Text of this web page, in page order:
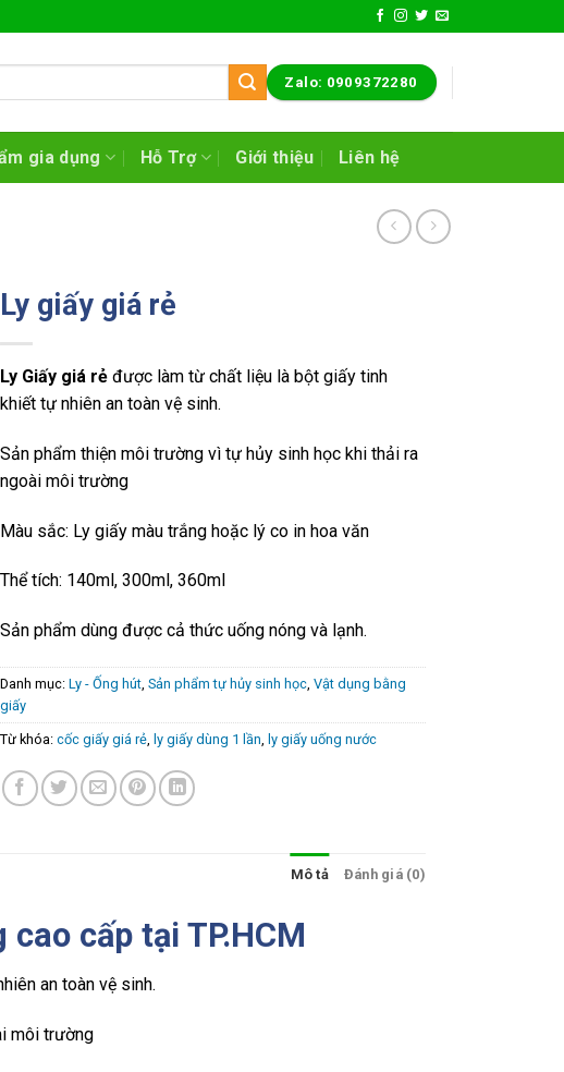
Zalo: 0909372280
gia dụng Hỗ Trợ Giới thiệu Liên hệ
Ly giấy giá rẻ
Ly Giấy giá rẻ được làm từ chất liệu là bột giấy tinh
khiết tự nhiên an toàn vệ sinh.
Sản phẩm thiện môi trường vì tự hủy sinh học khi thải ra
ngoài môi trường
Màu sắc: Ly giấy màu trắng hoặc lý co in hoa văn
Thể tích: 140ml, 300ml, 360ml
Sản phẩm dùng được cả thức uống nóng và lạnh.
Danh mục:Ly - Ống hút ,Sản phẩm tự hủy sinh học ,Vật dụng bằng
giấy
Từ khóa:cốc giấy giá rẻ ly giấy dùng 1 lần ly giấy uống nước
Mô tả Đánh giá (0)
cấp tại TP.HCM
an toàn vệ sinh.
môi trường